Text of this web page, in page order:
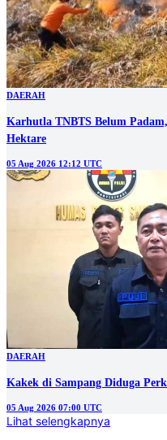
DAERAH
Karhutla TNBTS Belum
Hektare
05 Aug 2026 12:12 UTC
DAERAH
Kakek di Sampang Diduga
05 Aug 2026 07:00 UTC
Lihat selengkapnya